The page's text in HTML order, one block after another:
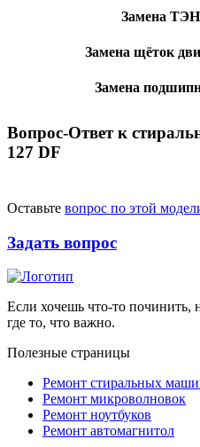
Замена
Замена щёток
Замена
Вопрос-Ответ к
127 DF
Оставьте вопрос по этой
Задать вопрос
Если хочешь что-то починить,
где то, что важно.
Полезные страницы
Ремонт стиральных
Ремонт микроволновок
Ремонт ноутбуков
Ремонт автомагнитол